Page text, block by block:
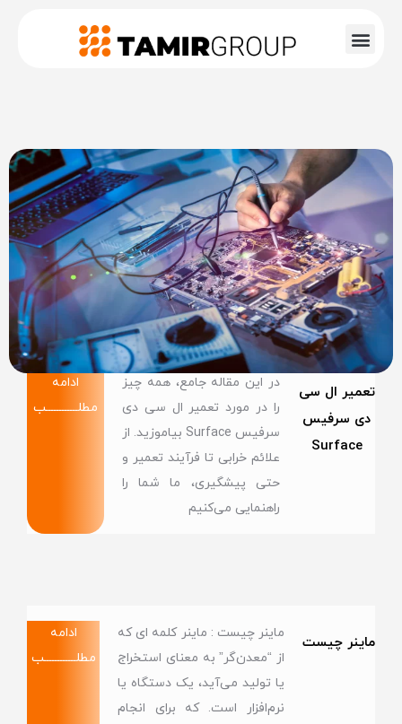
تعمیر ال سی
دی سرفیس
Surface
در این مقاله جامع، همه چیز
را در مورد تعمیر ال سی دی
سرفیس Surface بیاموزید. از
علائم خرابی تا فرآیند تعمیر و
حتی پیشگیری، ما شما را
راهنمایی می‌کنیم
ادامه
مطلــــــــــــب
ماینر چیست
ماینر چیست : ماینر کلمه ای که
از “معدن‌گر” به معنای استخراج
یا تولید می‌آید، یک دستگاه یا
نرم‌افزار است. که برای انجام
ادامه
مطلــــــــــــب